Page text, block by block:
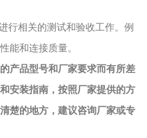
相关的测试和验收工作。例
能和连接质量。
产品型号和厂家要求而有所差
安装指南，按照厂家提供的方
楚的地方，建议咨询厂家或专